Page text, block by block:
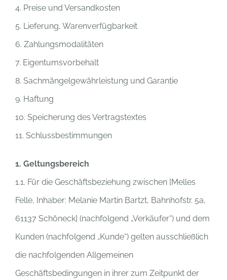
4. Preise und Versandkosten
5. Lieferung, Warenverfügbarkeit
6. Zahlungsmodalitäten
7. Eigentumsvorbehalt
8. Sachmängelgewährleistung und Garantie
9. Haftung
10. Speicherung des Vertragstextes
11. Schlussbestimmungen
1. Geltungsbereich
1.1. Für die Geschäftsbeziehung zwischen [Melles
Felle, Inhaber: Melanie Martin Bartzt, Bahnhofstr. 5a,
61137 Schöneck] (nachfolgend „Verkäufer“) und dem
Kunden (nachfolgend „Kunde“) gelten ausschließlich
die nachfolgenden Allgemeinen
Geschäftsbedingungen in ihrer zum Zeitpunkt der